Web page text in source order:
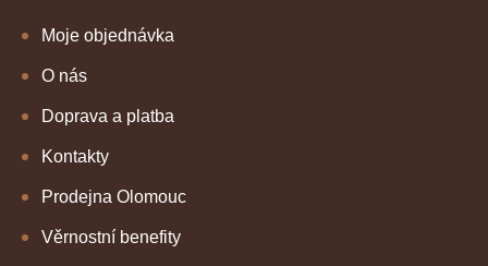
Moje objednávka
O nás
Doprava a platba
Kontakty
Prodejna Olomouc
Věrnostní benefity